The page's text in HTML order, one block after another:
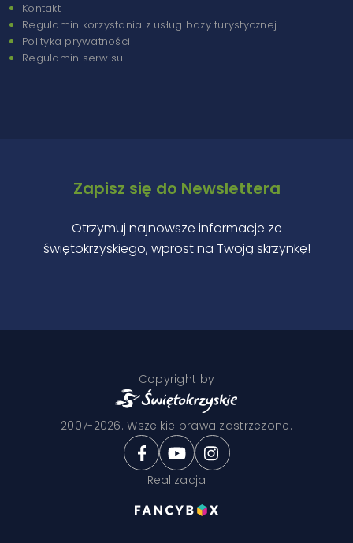
Kontakt
Regulamin korzystania z usług bazy turystycznej
Polityka prywatności
Regulamin serwisu
Zapisz się do Newslettera
Otrzymuj najnowsze informacje ze
świętokrzyskiego, wprost na Twoją skrzynkę!
Copyright by
2007-2026. Wszelkie prawa zastrzeżone.
Realizacja